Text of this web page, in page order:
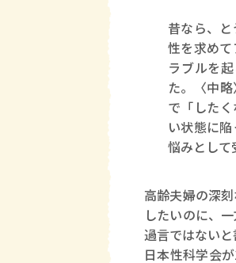
昔なら、
性を求め
ラブルを
た。〈中
で「した
い状態に
悩みとして
高齢夫婦の深
したいのに、
過言ではないと
日本性科学会